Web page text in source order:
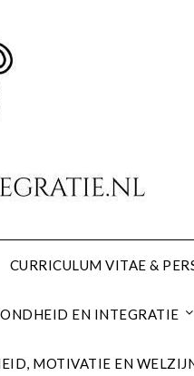
CURRICULUM VITAE &
EN INTEGRATIE
MOTIVATIE EN